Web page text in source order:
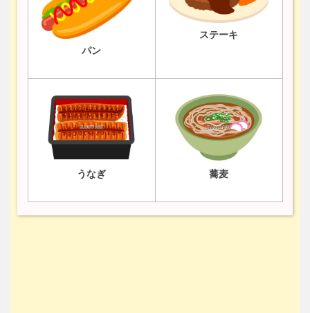
パン
ステーキ
うなぎ 蕎麦